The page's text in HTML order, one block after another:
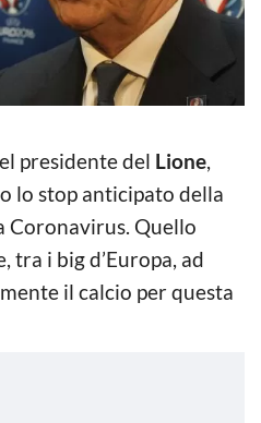
presidente del Lione,
lo stop anticipato della
Coronavirus. Quello
tra i big d’Europa, ad
il calcio per questa